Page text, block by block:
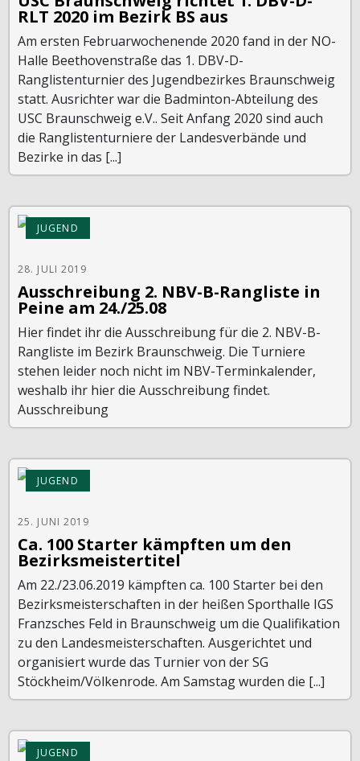
RLT 2020 im Bezirk BS aus
Am ersten Februarwochenende 2020 fand in der NO-
Halle Beethovenstraße das 1. DBV-D-
Ranglistenturnier des Jugendbezirkes Braunschweig
statt. Ausrichter war die Badminton-Abteilung des
USC Braunschweig e.V.. Seit Anfang 2020 sind auch
die Ranglistenturniere der Landesverbände und
Bezirke in das [...]
JUGEND
28. JULI 2019
Ausschreibung 2. NBV-B-Rangliste in
Peine am 24./25.08
Hier findet ihr die Ausschreibung für die 2. NBV-B-
Rangliste im Bezirk Braunschweig. Die Turniere
stehen leider noch nicht im NBV-Terminkalender,
weshalb ihr hier die Ausschreibung findet.
Ausschreibung
JUGEND
25. JUNI 2019
Ca. 100 Starter kämpften um den
Bezirksmeistertitel
Am 22./23.06.2019 kämpften ca. 100 Starter bei den
Bezirksmeisterschaften in der heißen Sporthalle IGS
Franzsches Feld in Braunschweig um die Qualifikation
zu den Landesmeisterschaften. Ausgerichtet und
organisiert wurde das Turnier von der SG
Stöckheim/Völkenrode. Am Samstag wurden die [...]
JUGEND